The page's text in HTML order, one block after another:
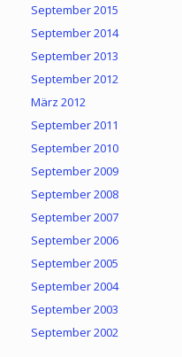
September 2015
September 2014
September 2013
September 2012
März 2012
September 2011
September 2010
September 2009
September 2008
September 2007
September 2006
September 2005
September 2004
September 2003
September 2002